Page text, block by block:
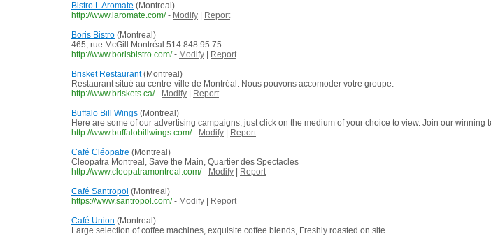
Bistro L Aromate (Montreal)
http://www.laromate.com/ - Modify
Report
Boris Bistro (Montreal)
465, rue McGill Montréal 514 848 95 75
http://www.borisbistro.com/ - Modify
Report
Brisket Restaurant(Montreal)
Restaurant situé au centre-ville de Montréal. Nous pouvons accomoder votre groupe.
http://www.briskets.ca/ - Modify
Report
Buffalo Bill Wings (Montreal)
Here are some of our advertising campaigns, just click on the medium of your choice to view. Join our
http://www.buffalobillwings.com/ - Modify
Report
Café Cléopatre (Montreal)
Cleopatra Montreal, Save the Main, Quartier des Spectacles
http://www.cleopatramontreal.com/ - Modify
Report
Café Santropol (Montreal)
https://www.santropol.com/ - Modify
Report
Café Union (Montreal)
Large selection of coffee machines, exquisite coffee blends, Freshly roasted on site.